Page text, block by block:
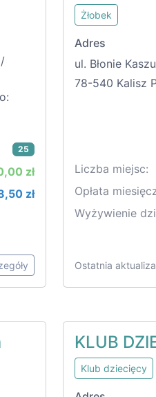
/
25
zł
zł
Żłobek
Adres
ul. Błonie
78-540 Kalisz
Liczba miejsc:
Opłata
Wyżywienie
Ostatnia
KLUB
Klub dziecięcy